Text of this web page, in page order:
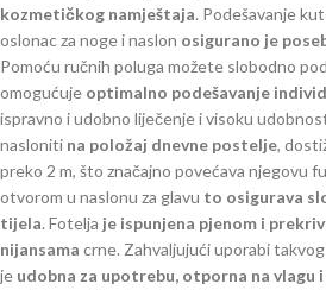
kozmetičkog namještaja. Podešavanje
oslonac za noge i naslon osigurano je
Pomoću ručnih poluga možete slobodno
omogućuje optimalno podešavanje
ispravno i udobno liječenje i visoku
nasloniti na položaj dnevne postelje,
preko 2 m, što značajno povećava njegovu
otvorom u naslonu za glavu to osigurava
tijela. Fotelja je ispunjena pjenom i
nijansama crne. Zahvaljujući uporabi
je udobna za upotrebu, otporna na vlagu